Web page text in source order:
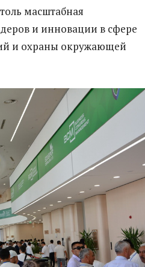
масштабная
и инновации в сфере
и охраны окружающей